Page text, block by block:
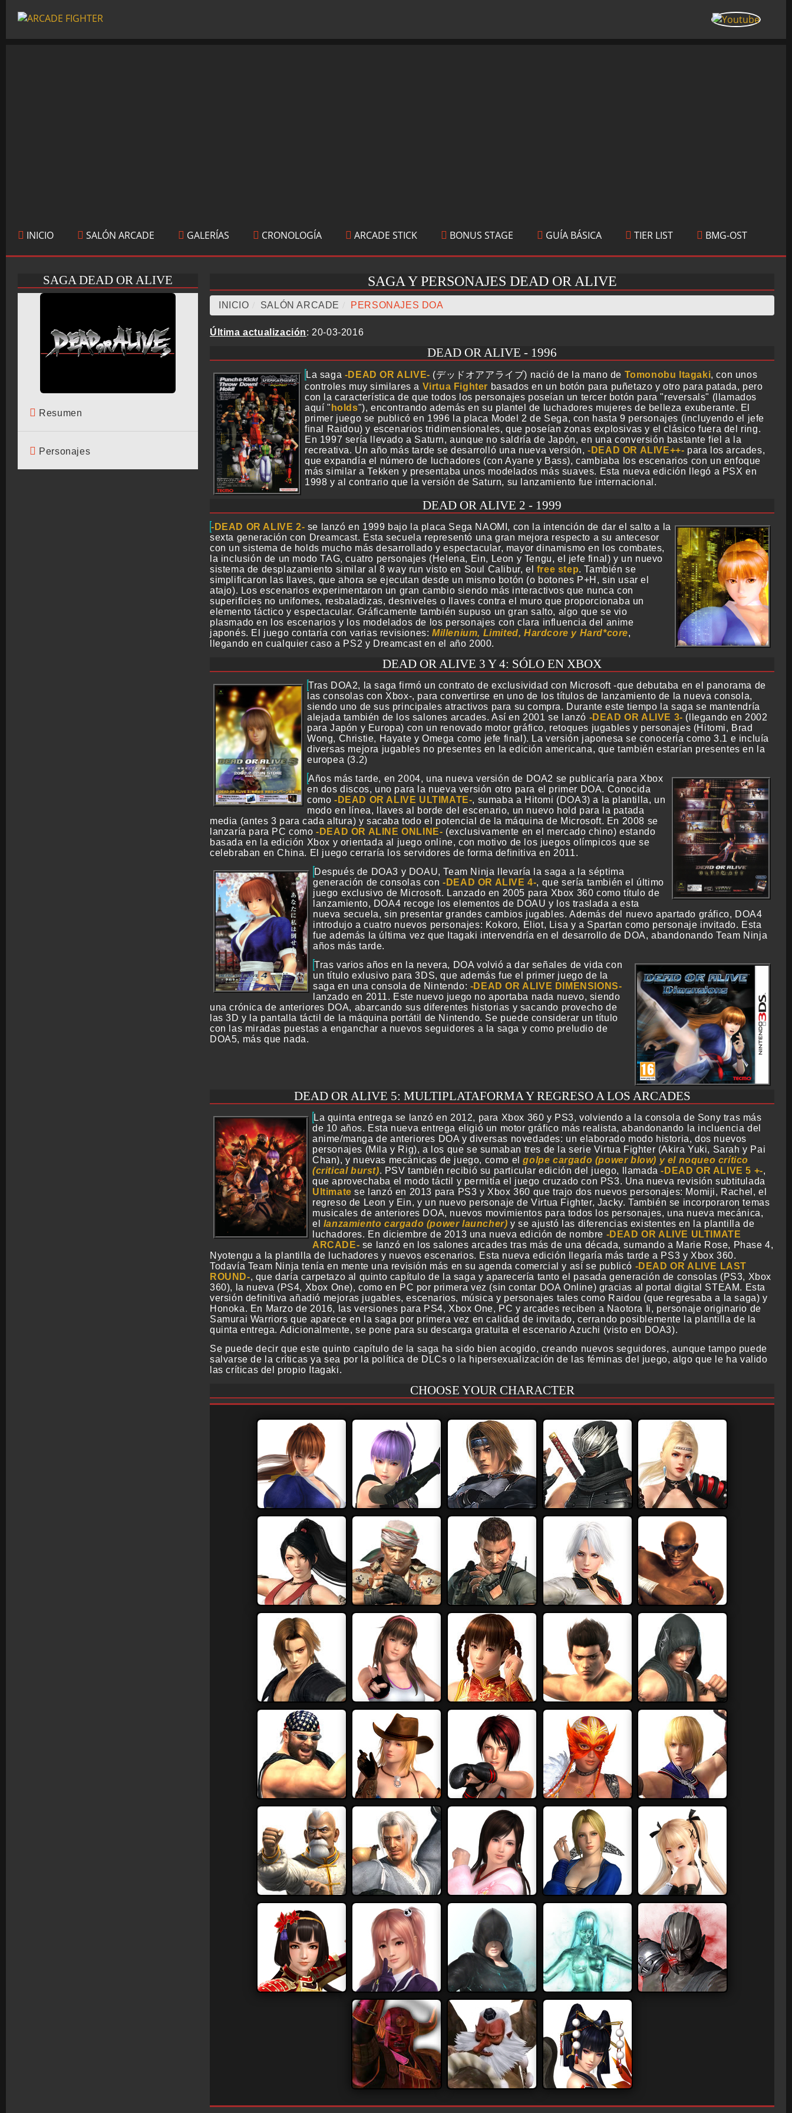
INICIO SALÓN ARCADE GALERÍAS CRONOLOGÍA ARCADE STICK BONUS STAGE GUÍA BÁSICA TIER LIST BMG-OST
SAGA DEAD OR ALIVE
Resumen
Personajes
SAGA Y PERSONAJES DEAD OR ALIVE
INICIO SALÓN ARCADE PERSONAJES DOA
Última actualización: 20-03-2016
DEAD OR ALIVE - 1996
La saga DEAD OR ALIVE (デッドオアアライブ) nació de la mano de Tomonobu Itagaki, con unos
controles muy similares a Virtua Fighter basados en un botón para puñetazo y otro para patada, pero
con la característica de que todos los personajes poseían un tercer botón para "reversals" (llamados
aquí " holds"), encontrando además en su plantel de luchadores mujeres de belleza exuberante. El
primer juego se publicó en 1996 la placa Model 2 de Sega, con hasta 9 personajes (incluyendo el jefe
final Raidou) y escenarios tridimensionales, que poseían zonas explosivas y el clásico fuera del ring.
En 1997 sería llevado a Saturn, aunque no saldría de Japón, en una conversión bastante fiel a la
recreativa. Un año más tarde se desarrolló una nueva versión, DEAD OR ALIVE++
para los arcades,
que expandía el número de luchadores (con Ayane y Bass), cambiaba los escenarios con un enfoque
más similar a Tekken y presentaba unos modelados más suaves. Esta nueva edición llegó a PSX en
1998 y al contrario que la versión de Saturn, su lanzamiento fue internacional.
DEAD OR ALIVE 2 - 1999
DEAD OR ALIVE 2
se lanzó en 1999 bajo la placa Sega NAOMI, con la intención de dar el salto a la
sexta generación con Dreamcast. Esta secuela representó una gran mejora respecto a su antecesor
con un sistema de holds mucho más desarrollado y espectacular, mayor dinamismo en los combates,
la inclusión de un modo TAG, cuatro personajes (Helena, Ein, Leon y Tengu, el jefe final) y un nuevo
sistema de desplazamiento similar al 8 way run visto en Soul Calibur, el free step. También se
simplificaron las llaves, que ahora se ejecutan desde un mismo botón (o botones P+H, sin usar el
atajo). Los escenarios experimentaron un gran cambio siendo más interactivos que nunca con
superificies no unifomes, resbaladizas, desniveles o llaves contra el muro que proporcionaba un
elemento táctico y espectacular. Gráficamente también supuso un gran salto, algo que se vio
plasmado en los escenarios y los modelados de los personajes con clara influencia del anime
japonés. El juego contaría con varias revisiones:Millenium, Limited, Hardcore y Hard*core,
llegando en cualquier caso a PS2 y Dreamcast en el año 2000.
DEAD OR ALIVE 3 Y 4: SÓLO EN XBOX
Tras DOA2, la saga firmó un contrato de exclusividad con Microsoft -que debutaba en el panorama de
las consolas con Xbox-, para convertirse en uno de los títulos de lanzamiento de la nueva consola,
siendo uno de sus principales atractivos para su compra. Durante este tiempo la saga se mantendría
alejada también de los salones arcades. Así en 2001 se lanzó
DEAD OR ALIVE 3
(llegando en 2002
para Japón y Europa) con un renovado motor gráfico, retoques jugables y personajes (Hitomi, Brad
Wong, Christie, Hayate y Omega como jefe final). La versión japonesa se conocería como 3.1 e incluía
diversas mejora jugables no presentes en la edición americana, que también estarían presentes en la
europea (3.2)
Años más tarde, en 2004, una nueva versión de DOA2 se publicaría para Xbox
en dos discos, uno para la nueva versión otro para el primer DOA. Conocida
como
DEAD OR ALIVE ULTIMATE , sumaba a Hitomi (DOA3) a la plantilla, un
modo en línea, llaves al borde del escenario, un nuevo hold para la patada
media (antes 3 para cada altura) y sacaba todo el potencial de la máquina de Microsoft. En 2008 se
lanzaría para PC como DEAD OR ALINE ONLINE
(exclusivamente en el mercado chino) estando
basada en la edición Xbox y orientada al juego online, con motivo de los juegos olímpicos que se
celebraban en China. El juego cerraría los servidores de forma definitiva en 2011.
Después de DOA3 y DOAU, Team Ninja llevaría la saga a la séptima
generación de consolas con DEAD OR ALIVE 4 , que sería también el último
juego exclusivo de Microsoft. Lanzado en 2005 para Xbox 360 como título de
lanzamiento, DOA4 recoge los elementos de DOAU y los traslada a esta
nueva secuela, sin presentar grandes cambios jugables. Además del nuevo apartado gráfico, DOA4
introdujo a cuatro nuevos personajes: Kokoro, Eliot, Lisa y a Spartan como personaje invitado. Esta
fue además la última vez que Itagaki intervendría en el desarrollo de DOA, abandonando Team Ninja
años más tarde.
Tras varios años en la nevera, DOA volvió a dar señales de vida con
un título exlusivo para 3DS, que además fue el primer juego de la
saga en una consola de Nintendo:
DEAD OR ALIVE DIMENSIONS
lanzado en 2011. Este nuevo juego no aportaba nada nuevo, siendo
una crónica de anteriores DOA, abarcando sus diferentes historias y sacando provecho de
las 3D y la pantalla táctil de la máquina portátil de Nintendo. Se puede considerar un título
con las miradas puestas a enganchar a nuevos seguidores a la saga y como preludio de
DOA5, más que nada.
DEAD OR ALIVE 5: MULTIPLATAFORMA Y REGRESO A LOS ARCADES
La quinta entrega se lanzó en 2012, para Xbox 360 y PS3, volviendo a la consola de Sony tras más
de 10 años. Esta nueva entrega eligió un motor gráfico más realista, abandonando la incluencia del
anime/manga de anteriores DOA y diversas novedades: un elaborado modo historia, dos nuevos
personajes (Mila y Rig), a los que se sumaban tres de la serie Virtua Fighter (Akira Yuki, Sarah y Pai
Chan), y nuevas mecánicas de juego, como elgolpe cargado (power blow) y el noqueo crítico
(critical burst). PSV también recibió su particular edición del juego, llamada DEAD OR ALIVE 5 + ,
que aprovechaba el modo táctil y permitía el juego cruzado con PS3. Una nueva revisión subtitulada
Ultimate se lanzó en 2013 para PS3 y Xbox 360 que trajo dos nuevos personajes: Momiji, Rachel, el
regreso de Leon y Ein, y un nuevo personaje de Virtua Fighter, Jacky. También se incorporaron temas
musicales de anteriores DOA, nuevos movimientos para todos los personajes, una nueva mecánica,
el lanzamiento cargado (power launcher) y se ajustó las diferencias existentes en la plantilla de
luchadores. En diciembre de 2013 una nueva edición de nombre
DEAD OR ALIVE ULTIMATE
ARCADE
se lanzó en los salones arcades tras más de una década, sumando a Marie Rose, Phase 4,
Nyotengu a la plantilla de luchadores y nuevos escenarios. Esta nueva edición llegaría más tarde a PS3 y Xbox 360.
Todavía Team Ninja tenía en mente una revisión más en su agenda comercial y así se publicó
DEAD OR ALIVE LAST
ROUND , que daría carpetazo al quinto capítulo de la saga y aparecería tanto el pasada generación de consolas (PS3, Xbox
360), la nueva (PS4, Xbox One), como en PC por primera vez (sin contar DOA Online) gracias al portal digital STEAM. Esta
versión definitiva añadió mejoras jugables, escenarios, música y personajes tales como Raidou (que regresaba a la saga) y
Honoka. En Marzo de 2016, las versiones para PS4, Xbox One, PC y arcades reciben a Naotora Ii, personaje originario de
Samurai Warriors que aparece en la saga por primera vez en calidad de invitado, cerrando posiblemente la plantilla de la
quinta entrega. Adicionalmente, se pone para su descarga gratuita el escenario Azuchi (visto en DOA3).
Se puede decir que este quinto capítulo de la saga ha sido bien acogido, creando nuevos seguidores, aunque tampo puede
salvarse de la críticas ya sea por la política de DLCs o la hipersexualización de las féminas del juego, algo que le ha valido
las críticas del propio Itagaki.
CHOOSE YOUR CHARACTER